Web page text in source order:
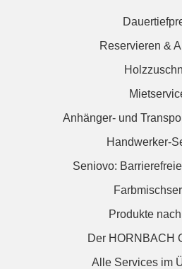
Reservieren &
Anhänger- und
Handwerker-
Seniovo:
Produkte
Der HORNBACH
Alle Services im